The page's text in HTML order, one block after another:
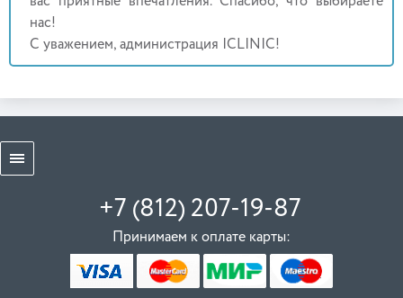
нас!
С уважением, администрация ICLINIC!
+7 (812) 207-19-87
Принимаем к оплате карты: